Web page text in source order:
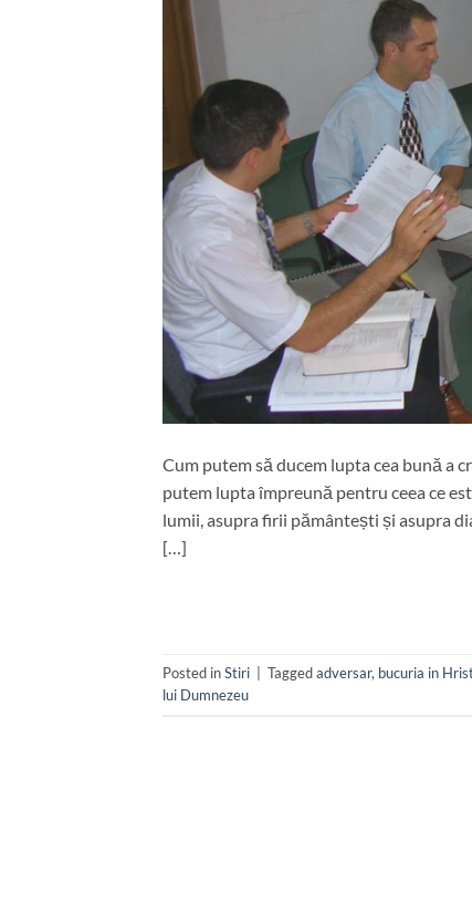
Cum putem să ducem lupta cea bună a
putem lupta împreună pentru ceea ce
lumii, asupra firii pământești și asupra
[…]
Posted inStiri Taggedadversar, bucuria in
lui Dumnezeu